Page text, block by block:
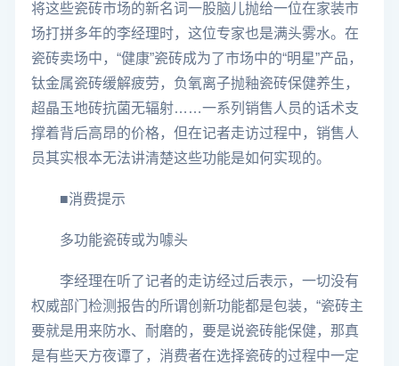
将这些瓷砖市场的新名词一股脑儿抛给一位在家装市
场打拼多年的李经理时，这位专家也是满头雾水。在
瓷砖卖场中，“健康”瓷砖成为了市场中的“明星”产品，
钛金属瓷砖缓解疲劳，负氧离子抛釉瓷砖保健养生，
超晶玉地砖抗菌无辐射……一系列销售人员的话术支
撑着背后高昂的价格，但在记者走访过程中，销售人
员其实根本无法讲清楚这些功能是如何实现的。
■消费提示
多功能瓷砖或为噱头
李经理在听了记者的走访经过后表示，一切没有
权威部门检测报告的所谓创新功能都是包装，“瓷砖主
要就是用来防水、耐磨的，要是说瓷砖能保健，那真
是有些天方夜谭了，消费者在选择瓷砖的过程中一定